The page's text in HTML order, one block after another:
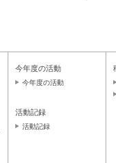
今年度の活動
今年度の活動
活動記録
活動記録